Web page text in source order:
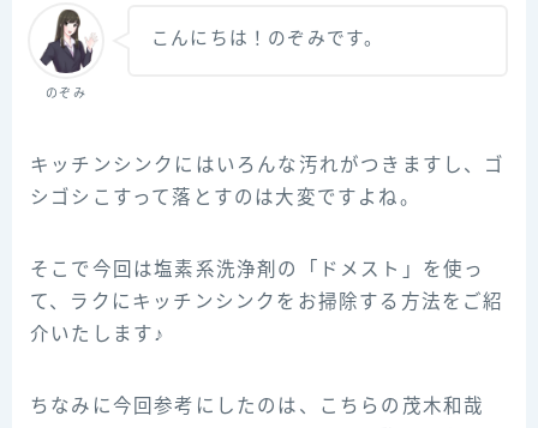
のぞみ
こんにちは！のぞみです。
キッチンシンクにはいろんな汚れがつきますし、ゴ
シゴシこすって落とすのは大変ですよね。
そこで今回は塩素系洗浄剤の「ドメスト」を使っ
て、ラクにキッチンシンクをお掃除する方法をご紹
介いたします♪
ちなみに今回参‌考‌に‌し‌た‌の‌は、‌こ‌ち‌ら‌の‌茂‌木‌和‌哉‌